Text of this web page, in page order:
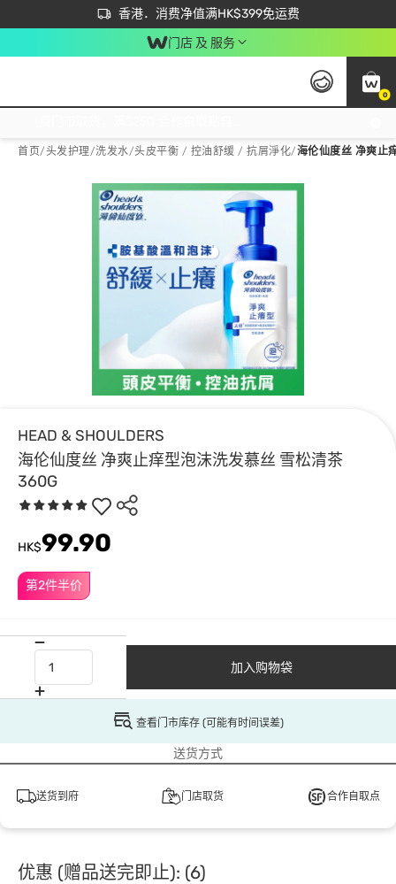
香港．消费净值满HK$399免运费
立即成为易赏钱会员尽享独家优惠
首次APP下单买满$450 输入 NEWAPP 即减$50
门店 及 服务
0
首页/头发护理/洗发水/头皮平衡 / 控油舒缓 / 抗屑淨化/海伦仙度丝 净爽止
HEAD & SHOULDERS
海伦仙度丝 净爽止痒型泡沫洗发慕丝 雪松清茶
360G
第2件半价
HK$99.90
加入购物袋
查看门市库存 (可能有时间误差)
送货方式
送货到府 门店取货 合作自取点
优惠 (赠品送完即止): (6)